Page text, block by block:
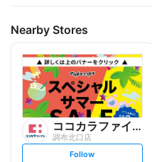
Nearby Stores
ココカラファイン
調布北口店
s
Follow